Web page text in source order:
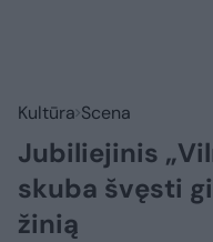
Kultūra Scena
Jubiliejinis
skuba švęsti
žinią